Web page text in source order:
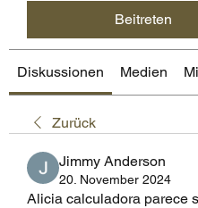
Beitreten
Diskussionen Medien
Zurück
Jimmy Anderson
20. November 2024
Alicia calculadora parece